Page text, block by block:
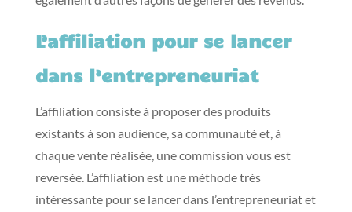
L’affiliation pour se lancer
dans l’entrepreneuriat
L’affiliation consiste à proposer des produits
existants à son audience, sa communauté et, à
chaque vente réalisée, une commission vous est
reversée. L’affiliation est une méthode très
intéressante pour se lancer dans l’entrepreneuriat et